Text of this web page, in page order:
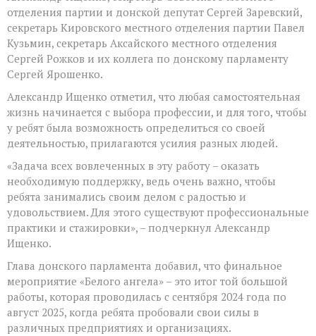
отделения партии и донской депутат Сергей Заревский,
секретарь Кировского местного отделения партии Павел
Кузьмин, секретарь Аксайского местного отделения
Сергей Рожков и их коллега по донскому парламенту
Сергей Ярошенко.
Александр Ищенко отметил, что любая самостоятельная
жизнь начинается с выбора профессии, и для того, чтобы
у ребят была возможность определиться со своей
деятельностью, прилагаются усилия разных людей.
«Задача всех вовлеченных в эту работу – оказать
необходимую поддержку, ведь очень важно, чтобы
ребята занимались своим делом с радостью и
удовольствием. Для этого существуют профессиональные
практики и стажировки», – подчеркнул Александр
Ищенко.
Глава донского парламента добавил, что финальное
мероприятие «Белого ангела» – это итог той большой
работы, которая проводилась с сентября 2024 года по
август 2025, когда ребята пробовали свои силы в
различных предприятиях и организациях.